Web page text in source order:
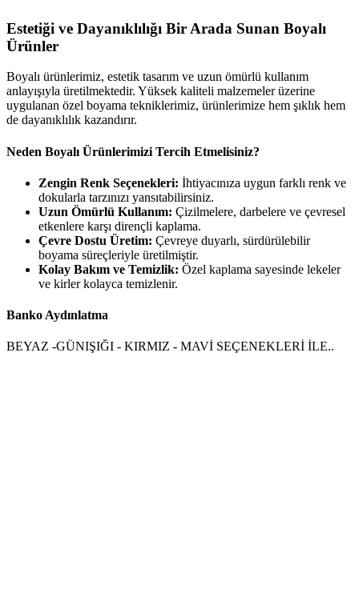
Estetiği ve Dayanıklılığı Bir Arada Sunan Boyalı
Ürünler
Boyalı ürünlerimiz, estetik tasarım ve uzun ömürlü kullanım
anlayışıyla üretilmektedir. Yüksek kaliteli malzemeler üzerine
uygulanan özel boyama tekniklerimiz, ürünlerimize hem şıklık hem
de dayanıklılık kazandırır.
Neden Boyalı Ürünlerimizi Tercih Etmelisiniz?
Zengin Renk Seçenekleri: İhtiyacınıza uygun farklı renk ve
dokularla tarzınızı yansıtabilirsiniz.
Uzun Ömürlü Kullanım: Çizilmelere, darbelere ve çevresel
etkenlere karşı dirençli kaplama.
Çevre Dostu Üretim: Çevreye duyarlı, sürdürülebilir
boyama süreçleriyle üretilmiştir.
Kolay Bakım ve Temizlik: Özel kaplama sayesinde lekeler
ve kirler kolayca temizlenir.
Banko Aydınlatma
BEYAZ -GÜNIŞIĞI - KIRMIZ - MAVİ SEÇENEKLERİ İLE..